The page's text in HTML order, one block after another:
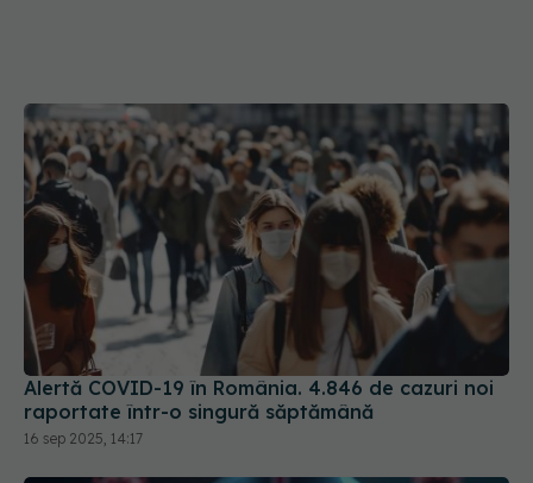
Alertă COVID-19 în România. 4.846 de cazuri noi
raportate într-o singură săptămână
16 sep 2025, 14:17